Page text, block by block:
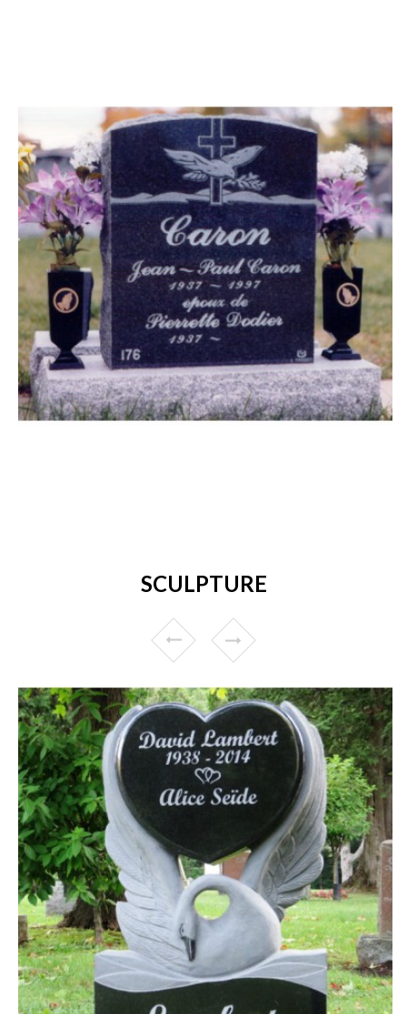
SCULPTURE